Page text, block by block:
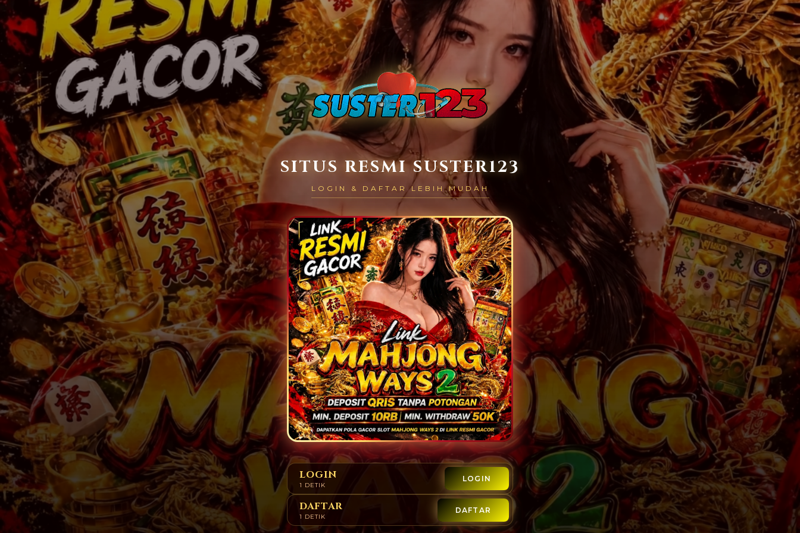
SITUS RESMI SUSTER123
LOGIN & DAFTAR LEBIH MUDAH
LOGIN
1 DETIK
LOGIN
DAFTAR
1 DETIK
DAFTAR